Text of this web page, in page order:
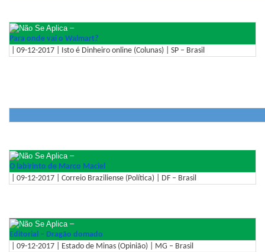
–
Para onde vai o Walmart?
| 09-12-2017 | Isto é Dinheiro online (Colunas) | SP – Brasil
–
O labirinto de Marco Maciel
| 09-12-2017 | Correio Braziliense (Política) | DF – Brasil
–
Editorial – Dragão domado
| 09-12-2017 | Estado de Minas (Opinião) | MG – Brasil